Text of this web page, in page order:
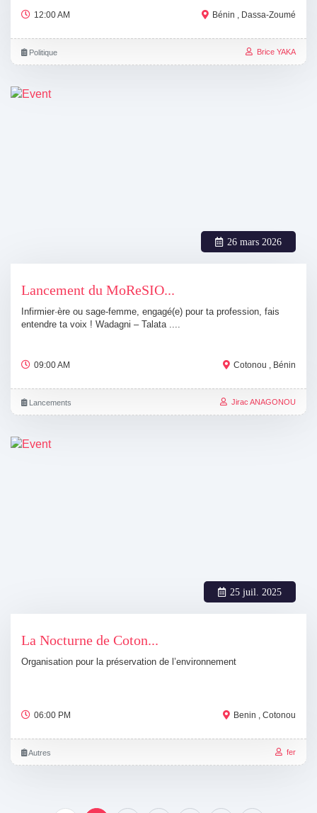
12:00 AM Bénin , Dassa-Zoumé
Politique Brice YAKA
Lancement du MoReSIO...
Infirmier·ère ou sage-femme, engagé(e) pour ta profession, fais
entendre ta voix ! Wadagni – Talata ....
26 mars 2026
09:00 AM Cotonou , Bénin
Lancements Jirac ANAGONOU
La Nocturne de Coton...
Organisation pour la préservation de l’environnement
25 juil. 2025
06:00 PM Benin , Cotonou
Autres fer